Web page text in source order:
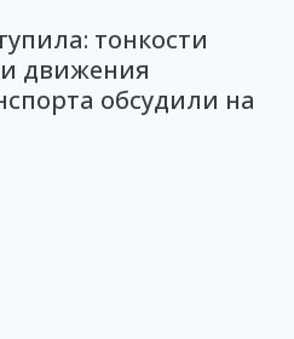
тонкости
движения
обсудили на